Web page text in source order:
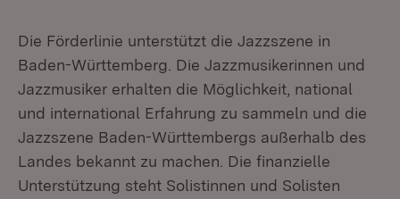
Die Förderlinie unterstützt die Jazzszene in
Baden-Württemberg. Die Jazzmusikerinnen und
Jazzmusiker erhalten die Möglichkeit, national
und international Erfahrung zu sammeln und die
Jazzszene Baden-Württembergs außerhalb des
Landes bekannt zu machen. Die finanzielle
Unterstützung steht Solistinnen und Solisten